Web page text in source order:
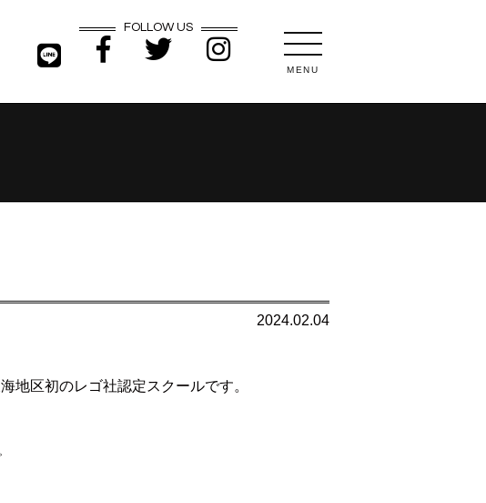
MENU
FOLLOW US
2024.02.04
地区初のレゴ社認定スクールです。